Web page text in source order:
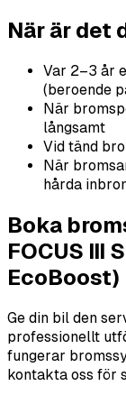
När är det
Var 2–3 år
(beroende
När
långsamt
Vid tänd
När
hårda
Boka
FOCUS III
EcoBoost)
Ge din bil den
professionellt
fungerar
kontakta oss för